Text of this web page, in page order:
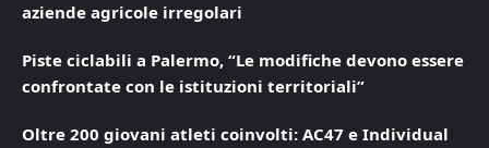
aziende agricole irregolari
Piste ciclabili a Palermo, “Le modifiche devono essere
confrontate con le istituzioni territoriali”
Oltre 200 giovani atleti coinvolti: AC47 e Individual